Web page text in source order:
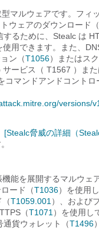
マルウェアです。フィ
ウェアのダウンロード（
るために、Stealc は
用できます。また、
ン（T1056）またはス
ービス（ T1567 ）ま
マンドアンドコントロ
versions/
[Stealc脅威の詳細（
能を展開するマルウェ
ード（T1036）を使用
T1059.001 ）、および
（T1071 ）を使用し
貨ウォレット（T1496